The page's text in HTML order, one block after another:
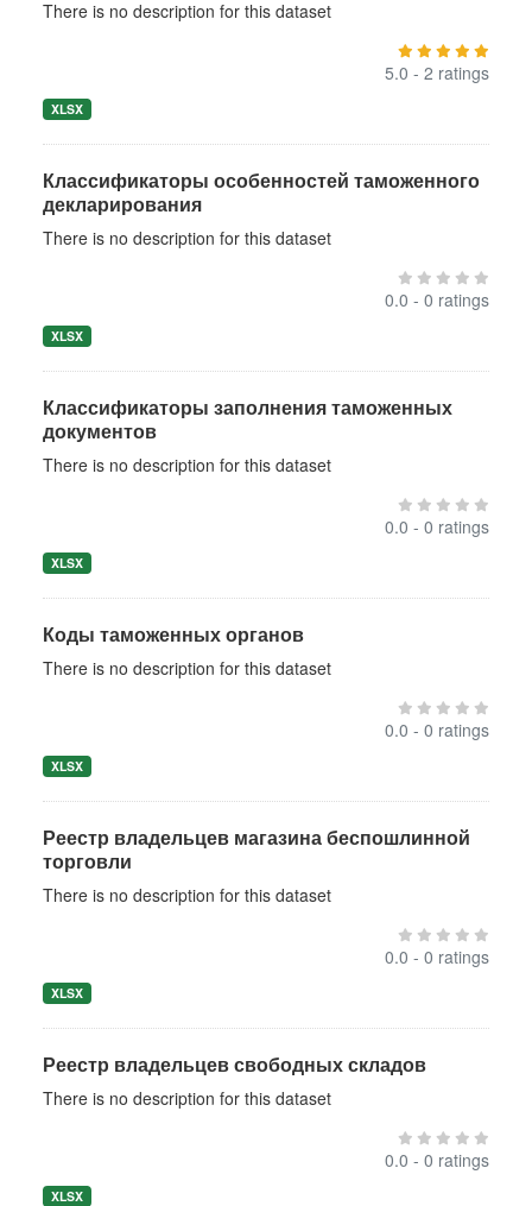
There is no description for this dataset
5.0 - 2 ratings
XLSX
Классификаторы особенностей таможенного
декларирования
There is no description for this dataset
0.0 - 0 ratings
XLSX
Классификаторы заполнения таможенных
документов
There is no description for this dataset
0.0 - 0 ratings
XLSX
Коды таможенных органов
There is no description for this dataset
0.0 - 0 ratings
XLSX
Реестр владельцев магазина беспошлинной
торговли
There is no description for this dataset
0.0 - 0 ratings
XLSX
Реестр владельцев свободных складов
There is no description for this dataset
0.0 - 0 ratings
XLSX